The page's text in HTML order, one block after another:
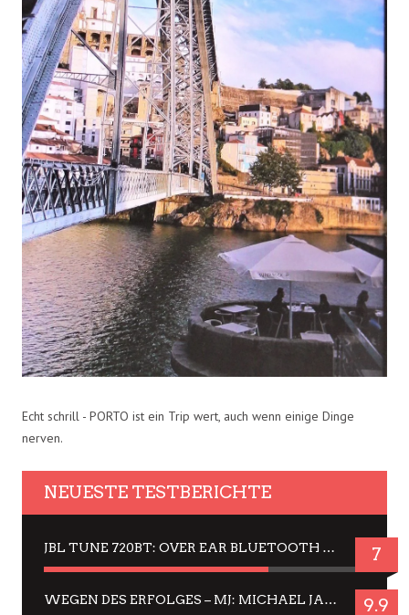
Echt schrill - PORTO ist ein Trip wert, auch wenn einige Dinge
nerven.
NEUESTE TESTBERICHTE
JBL TUNE 720BT: OVER EAR BLUETOOTH KOPFHÖRER UM DIE 50,-€ IM DAUER-TEST 7
WEGEN DES ERFOLGES – MJ: MICHAEL JACKSON MUSICAL IN EINER MATINEE SEHEN 9.9